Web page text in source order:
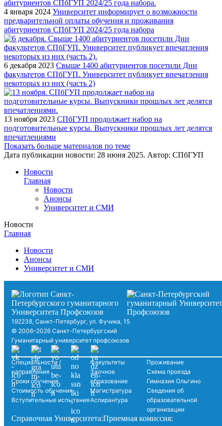
4 января 2024 Университет информирует о возможности
предварительной оплаты обучения и проживания
абитуриентов СПбГУП 2024/25 года набора
6 декабря 2023 Свыше 1400 абитуриентов посетили Дни
факультетов СПбГУП. Университет публикует впечатления
некоторых из них (часть 2)
13 ноября 2023 СПбГУП продолжает набор на
подготовительные курсы. Выпускники прошлых лет делятся
впечатлениями
Показать больше материалов по теме
Дата публикации новости: 28 июня 2025. Автор: СПбГУП
Новости
Главная
Новости
Анонсы
Университет и СМИ
Новости
Главная
Новости
Анонсы
Университет и СМИ
192238, Санкт-Петербург, ул. Фучика, 15
© 2006–2026 Санкт-Петербургский
Гуманитарный университет профсоюзов
Специальности /
направления
Сроки обучения
Стоимость обучения
Вступительные испытания
Факультеты
Заочное
образование
Магистратура
Аспирантура
Проживание
Схема проезда
Гимназия Ольгино
Сведения об
образовательной
организации
Справочная Университета:Приемная комиссия: